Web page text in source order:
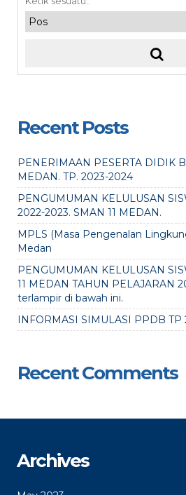
Recent Posts
PENERIMAAN PESERTA DIDIK
MEDAN. TP. 2023-2024
PENGUMUMAN KELULUSAN
2022-2023. SMAN 11 MEDAN.
MPLS (Masa Pengenalan
Medan
PENGUMUMAN KELULUSAN
11 MEDAN TAHUN PELAJARAN
terlampir di bawah ini.
INFORMASI SIMULASI PPDB TP
Recent Comments
Archives